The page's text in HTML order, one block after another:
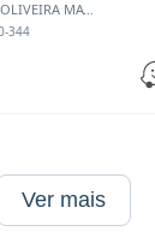
RUA DOM JOÃO DE OLIVEIRA MATOS N.º 45 E 47
344
Ver mais